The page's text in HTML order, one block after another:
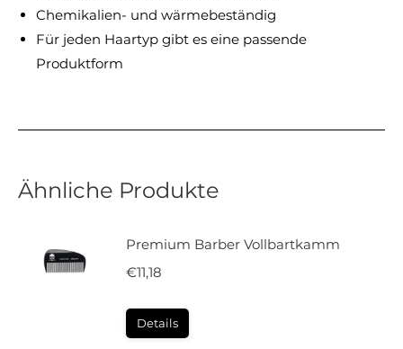
Chemikalien- und wärmebeständig
Für jeden Haartyp gibt es eine passende
Produktform
Ähnliche Produkte
Premium Barber Vollbartkamm
€11,18
Details